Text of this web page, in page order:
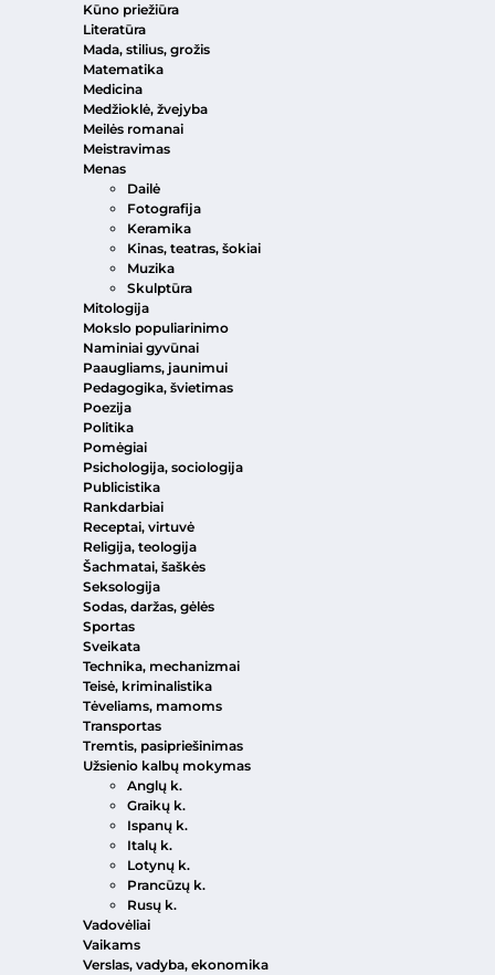
Kūno priežiūra
Literatūra
Mada, stilius, grožis
Matematika
Medicina
Medžioklė, žvejyba
Meilės romanai
Meistravimas
Menas
Dailė
Fotografija
Keramika
Kinas, teatras, šokiai
Muzika
Skulptūra
Mitologija
Mokslo populiarinimo
Naminiai gyvūnai
Paaugliams, jaunimui
Pedagogika, švietimas
Poezija
Politika
Pomėgiai
Psichologija, sociologija
Publicistika
Rankdarbiai
Receptai, virtuvė
Religija, teologija
Šachmatai, šaškės
Seksologija
Sodas, daržas, gėlės
Sportas
Sveikata
Technika, mechanizmai
Teisė, kriminalistika
Tėveliams, mamoms
Transportas
Tremtis, pasipriešinimas
Užsienio kalbų mokymas
Anglų k.
Graikų k.
Ispanų k.
Italų k.
Lotynų k.
Prancūzų k.
Rusų k.
Vadovėliai
Vaikams
Verslas, vadyba, ekonomika